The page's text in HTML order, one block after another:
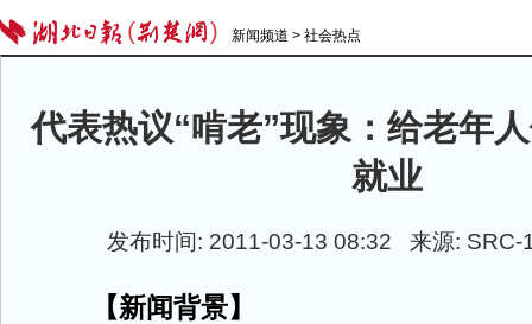
新闻频道 > 社会热点
代表热议“啃老”现象：给老年
就业
发布时间: 2011-03-13 08:32 来源:
【新闻背景】